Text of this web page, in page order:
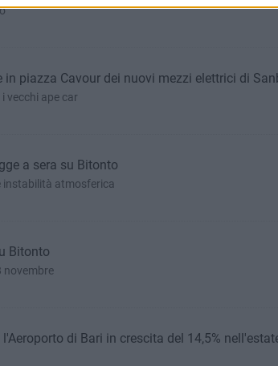
in piazza Cavour dei nuovi mezzi elettrici di
vecchi ape car
a sera su Bitonto
instabilità atmosferica
Bitonto
novembre
di Bari in crescita del 14,5%